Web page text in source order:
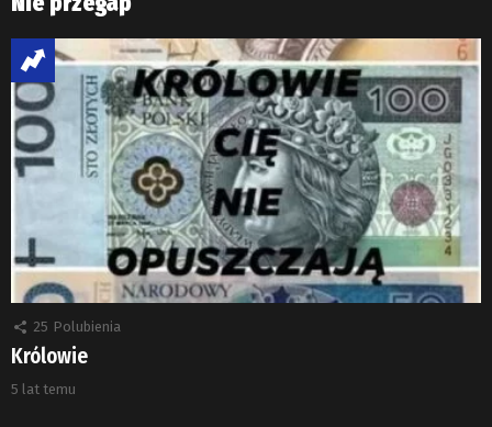
25 Polubienia
Królowie
5 lat temu